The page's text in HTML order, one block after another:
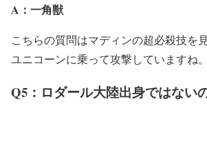
A：一角獣
こちらの質問はマディンの超必殺技を
ユニコーンに乗って攻撃していますね。
Q5：ロダール大陸出身ではない